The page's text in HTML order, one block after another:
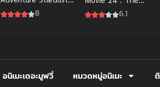
Crusaders โจโจ้ ล่าข้าม
8
Scarlet Bullet ยอด
6.1
อนิเมะเดอะมูฟวี่ หมวดหมู่อนิเมะ